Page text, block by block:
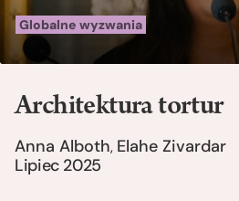
Globalne wyzwania
Architektura tortur
Anna Alboth, Elahe Zivardar
Lipiec 2025